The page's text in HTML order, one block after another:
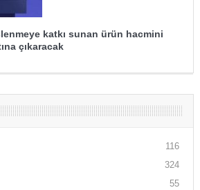
katkı sunan ürün hacmini
çıkaracak
116
324
55